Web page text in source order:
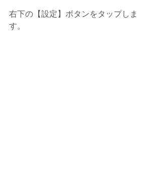
右下の【設定】ボタンをタップしま
す。